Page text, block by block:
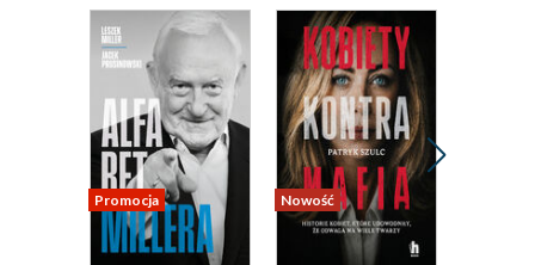
Sześć
Siedem
Osiem
Dziewięć
Dziesięć
Jedenaście
Promocja Nowość